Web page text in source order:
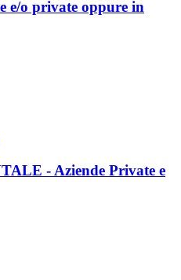
e/o private oppure in
- Aziende Private e